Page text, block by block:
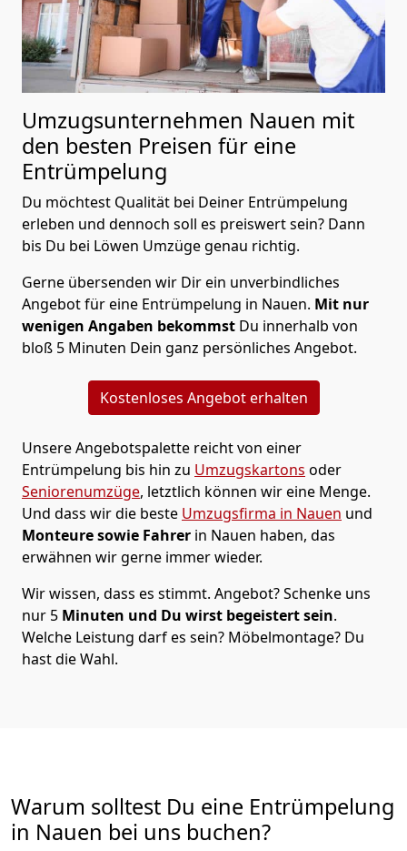
Umzugsunternehmen Nauen mit
den besten Preisen für eine
Entrümpelung
Du möchtest Qualität bei Deiner Entrümpelung
erleben und dennoch soll es preiswert sein? Dann
bis Du bei Löwen Umzüge genau richtig.
Gerne übersenden wir Dir ein unverbindliches
Angebot für eine Entrümpelung in Nauen. Mit nur
wenigen Angaben bekommst Du innerhalb von
bloß 5 Minuten Dein ganz persönliches Angebot.
Kostenloses Angebot erhalten
Unsere Angebotspalette reicht von einer
Entrümpelung bis hin zu Umzugskartons oder
Seniorenumzüge, letztlich können wir eine Menge.
Und dass wir die beste Umzugsfirma in Nauen und
Monteuresowie Fahrer in Nauen haben, das
erwähnen wir gerne immer wieder.
Wir wissen, dass es stimmt. Angebot? Schenke uns
nur 5 Minuten und Du wirst begeistert sein.
Welche Leistung darf es sein? Möbelmontage? Du
hast die Wahl.
Warum solltest Du eine Entrümpelung
in Nauen bei uns buchen?